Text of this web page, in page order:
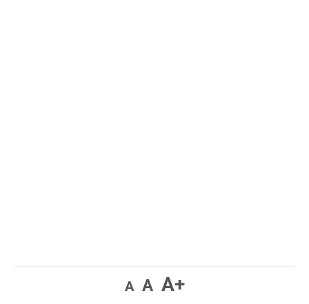
A A A+